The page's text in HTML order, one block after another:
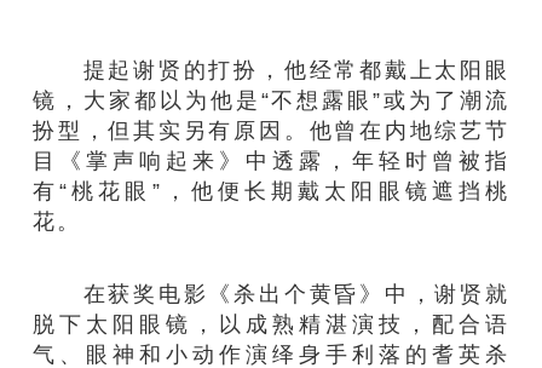
提起谢贤的打扮，他经常都戴上太阳眼
镜，大家都以为他是“不想露眼”或为了潮流
扮型，但其实另有原因。他曾在内地综艺节
目《掌声响起来》中透露，年轻时曾被指
有“桃花眼”，他便长期戴太阳眼镜遮挡桃
花。
在获奖电影《杀出个黄昏》中，谢贤就
脱下太阳眼镜，以成熟精湛演技，配合语
气、眼神和小动作演绎身手利落的耆英杀